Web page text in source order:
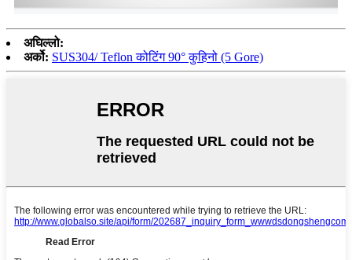
अघिल्लो:
अर्को: SUS304/ Teflon कोटिंग 90° कुहिनो (5 Gore)